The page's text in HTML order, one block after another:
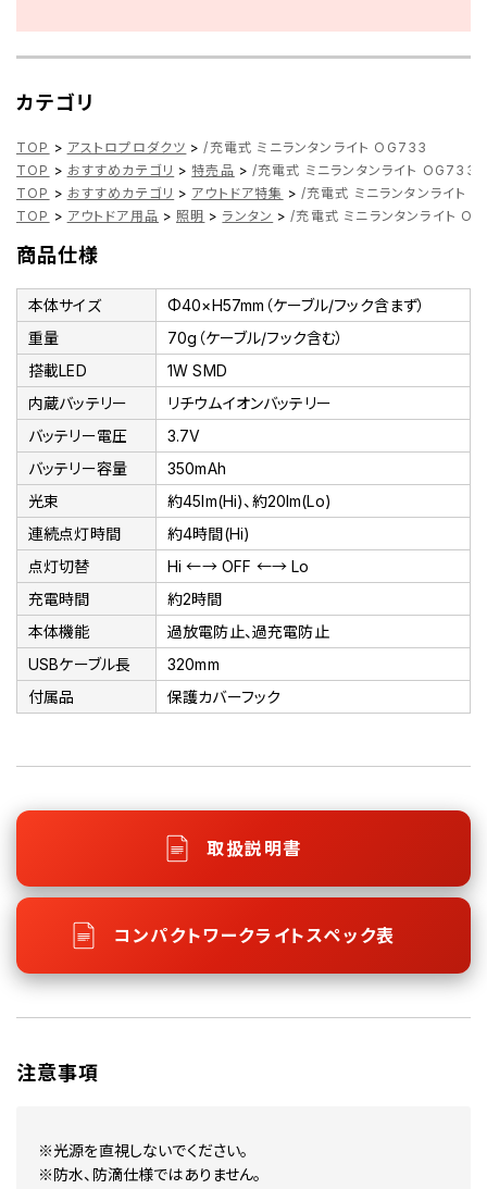
カテゴリ
TOP > アストロプロダクツ > /充電式 ミニランタンライト OG733
TOP > おすすめカテゴリ > 特売品 > /充電式 ミニランタンライト OG733
TOP > おすすめカテゴリ > アウトドア特集 > /充電式 ミニランタンライト
TOP > アウトドア用品 > 照明 > ランタン > /充電式 ミニランタンライト
商品仕様
本体サイズ
Φ40×H57mm（ケーブル/フック含まず）
重量
70g（ケーブル/フック含む）
搭載LED
1W SMD
内蔵バッテリー
リチウムイオンバッテリー
バッテリー電圧
3.7V
バッテリー容量
350mAh
光束
約45lm(Hi)、約20lm(Lo)
連続点灯時間
約4時間(Hi)
点灯切替
Hi ←→ OFF ←→ Lo
充電時間
約2時間
本体機能
過放電防止、過充電防止
USBケーブル長
320mm
付属品
保護カバーフック
取扱説明書
コンパクトワークライトスペック表
注意事項
※光源を直視しないでください。
※防水、防滴仕様ではありません。